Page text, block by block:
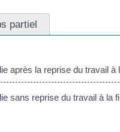
partiel
après la reprise du travail à
sans reprise du travail à la